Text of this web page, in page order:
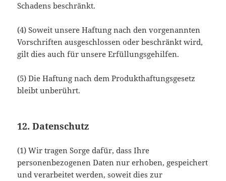
Schadens beschränkt.
(4) Soweit unsere Haftung nach den vorgenannten
Vorschriften ausgeschlossen oder beschränkt wird,
gilt dies auch für unsere Erfüllungsgehilfen.
(5) Die Haftung nach dem Produkthaftungsgesetz
bleibt unberührt.
12. Datenschutz
(1) Wir tragen Sorge dafür, dass Ihre
personenbezogenen Daten nur erhoben, gespeichert
und verarbeitet werden, soweit dies zur